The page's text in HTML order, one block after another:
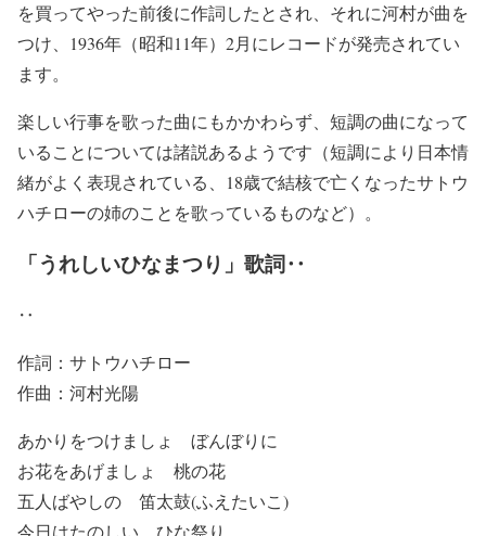
を買ってやった前後に作詞したとされ、それに河村が曲を
つけ、1936年（昭和11年）2月にレコードが発売されてい
ます。
楽しい行事を歌った曲にもかかわらず、短調の曲になって
いることについては諸説あるようです（短調により日本情
緒がよく表現されている、18歳で結核で亡くなったサトウ
ハチローの姉のことを歌っているものなど）。
「うれしいひなまつり」歌詞‥
‥
作詞：サトウハチロー
作曲：河村光陽
あかりをつけましょ ぼんぼりに
お花をあげましょ 桃の花
五人ばやしの 笛太鼓(ふえたいこ)
今日はたのしい ひな祭り